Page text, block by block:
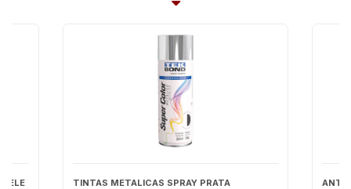
TINTAS METALICAS SPRAY PRATA